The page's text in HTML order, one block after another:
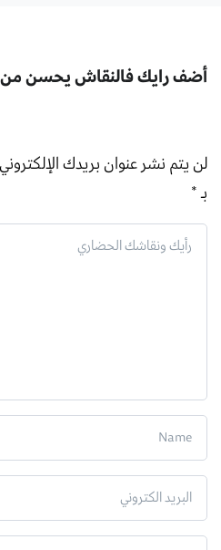
أضف رايك فالنقاش يحسن من
لن يتم نشر عنوان بريدك
بـ*